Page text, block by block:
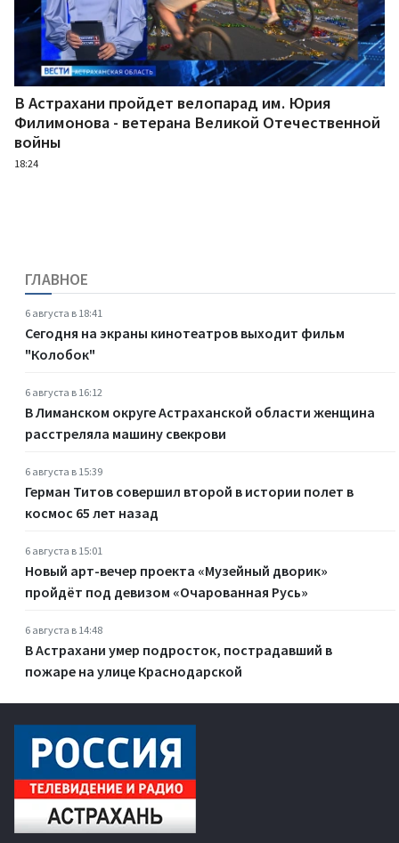
В Астрахани пройдет велопарад им. Юрия
Филимонова - ветерана Великой Отечественной
войны
18:24
ГЛАВНОЕ
6 августа в 18:41
Сегодня на экраны кинотеатров выходит фильм
"Колобок"
6 августа в 16:12
В Лиманском округе Астраханской области женщина
расстреляла машину свекрови
6 августа в 15:39
Герман Титов совершил второй в истории полет в
космос 65 лет назад
6 августа в 15:01
Новый арт-вечер проекта «Музейный дворик»
пройдёт под девизом «Очарованная Русь»
6 августа в 14:48
В Астрахани умер подросток, пострадавший в
пожаре на улице Краснодарской